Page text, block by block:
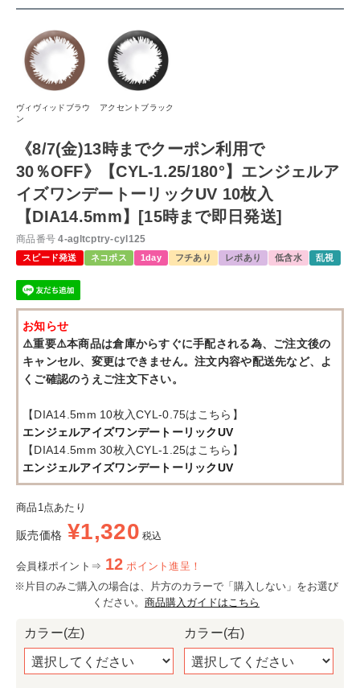
ヴィヴィッドブラウ
ン
アクセントブラック
《8/7(金)13時までクーポン利用で
30％OFF》【CYL-1.25/180°】エンジェルア
イズワンデートーリックUV 10枚入
【DIA14.5mm】[15時まで即日発送]
商品番号 4-agltcptry-cyl125
スピード発送 ネコポス 1day フチあり レポあり 低含水 乱視
お知らせ
⚠️重要⚠️本商品は倉庫からすぐに手配される為、ご注文後の
キャンセル、変更はできません。注文内容や配送先など、よ
くご確認のうえご注文下さい。
【DIA14.5mm 10枚入CYL-0.75はこちら】
エンジェルアイズワンデートーリックUV
【DIA14.5mm 30枚入CYL-1.25はこちら】
エンジェルアイズワンデートーリックUV
商品1点あたり
販売価格 ¥1,320 税込
会員様ポイント⇒ 12 ポイント進呈！
※片目のみご購入の場合は、片方のカラーで「購入しない」をお選び
ください。 商品購入ガイドはこちら
カラー(左) カラー(右)